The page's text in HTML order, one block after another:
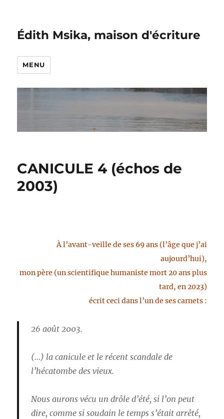
Édith Msika, maison d'écriture
MENU
CANICULE 4 (échos de
2003)
À l’avant-veille de ses 69 ans (l’âge que j’ai
aujourd’hui),
mon père (un scientifique humaniste mort 20 ans plus
tard, en 2023)
écrit ceci dans l’un de ses carnets :
26 août 2003.
(…) la canicule et le récent scandale de
l’hécatombe des vieux.
Nous aurons vécu un drôle d’été, si l’on peut
dire, comme si soudain le temps s’était arrêté,